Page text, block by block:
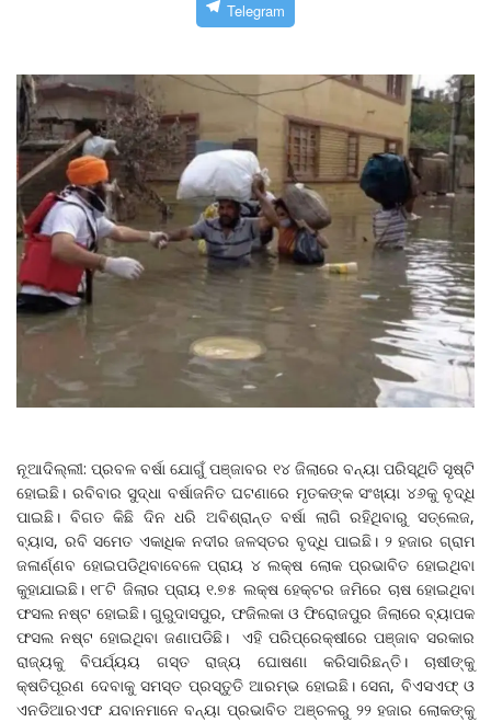
Telegram
ନୂଆଦିଲ୍ଲୀ: ପ୍ରବଳ ବର୍ଷା ଯୋଗୁଁ ପଞ୍ଜାବର ୧୪ ଜିଲାରେ ବନ୍ୟା ପରିସ୍ଥିତି ସୃଷ୍ଟି
ହୋଇଛି। ରବିବାର ସୁଦ୍ଧା ବର୍ଷାଜନିତ ଘଟଣାରେ ମୃତକଙ୍କ ସଂଖ୍ୟା ୪୬କୁ ବୃଦ୍ଧି
ପାଇଛି। ବିଗତ କିଛି ଦିନ ଧରି ଅବିଶ୍ରାନ୍ତ ବର୍ଷା ଲାଗି ରହିଥିବାରୁ ସତ୍‌ଲେଜ,
ବ୍ୟାସ, ରବି ସମେତ ଏକାଧିକ ନଦୀର ଜଳସ୍ତର ବୃଦ୍ଧି ପାଇଛି। ୨ ହଜାର ଗ୍ରାମ
ଜଳାର୍ଣ୍ଣବ ହୋଇପଡିଥିବାବେଳେ ପ୍ରାୟ ୪ ଲକ୍ଷ ଲୋକ ପ୍ରଭାବିତ ହୋଇଥିବା
କୁହାଯାଇଛି। ୧୮ଟି ଜିଲାର ପ୍ରାୟ ୧.୭୫ ଲକ୍ଷ ହେକ୍ଟର ଜମିରେ ଚାଷ ହୋଇଥିବା
ଫସଲ ନଷ୍ଟ ହୋଇଛି। ଗୁରୁଦାସପୁର, ଫଜିଲକା ଓ ଫିରୋଜପୁର ଜିଲାରେ ବ୍ୟାପକ
ଫସଲ ନଷ୍ଟ ହୋଇଥିବା ଜଣାପଡିଛି। ଏହି ପରିପ୍ରେକ୍ଷୀରେ ପଞ୍ଜାବ ସରକାର
ରାଜ୍ୟକୁ ବିପର୍ଯ୍ୟୟ ଗସ୍ତ ରାଜ୍ୟ ଘୋଷଣା କରିସାରିଛନ୍ତି। ଚାଷୀଙ୍କୁ
କ୍ଷତିପୂରଣ ଦେବାକୁ ସମସ୍ତ ପ୍ରସ୍ତୁତି ଆରମ୍ଭ ହୋଇଛି। ସେନା, ବିଏସଏଫ୍‌ ଓ
ଏନଡିଆରଏଫ ଯବାନମାନେ ବନ୍ୟା ପ୍ରଭାବିତ ଅଞ୍ଚଳରୁ ୨୨ ହଜାର ଲୋକଙ୍କୁ